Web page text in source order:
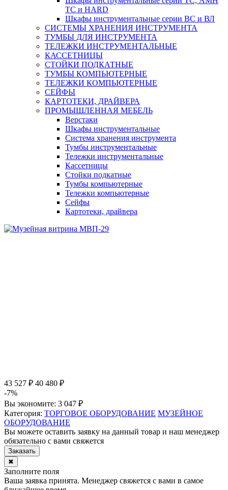
ТС и HARD
Шкафы инструментальные серии ВС и ВЛ
СИСТЕМЫ ХРАНЕНИЯ ИНСТРУМЕНТА
ТУМБЫ ДЛЯ ИНСТРУМЕНТА
ТЕЛЕЖКИ ИНСТРУМЕНТАЛЬНЫЕ
КАССЕТНИЦЫ
СТОЙКИ ПОДКАТНЫЕ
ТУМБЫ КОМПЬЮТЕРНЫЕ
ТЕЛЕЖКИ КОМПЬЮТЕРНЫЕ
СЕЙФЫ
КАРТОТЕКИ, ДРАЙВЕРА
ПРОМЫШЛЕННАЯ МЕБЕЛЬ
Верстаки
Шкафы инструментальные
Система хранения инструмента
Тумбы инструментальные
Тележки инструментальные
Кассетницы
Стойки подкатные
Тумбы компьютерные
Тележки компьютерные
Сейфы
Картотеки, драйвера
43 527 ₽ 40 480 ₽
-7%
Вы экономите: 3 047 ₽
Категория: ТОРГОВОЕ ОБОРУДОВАНИЕ МУЗЕЙНОЕ
ОБОРУДОВАНИЕ
Вы можете оставить заявку на данный товар и наш менеджер
обязательно с вами свяжется
Заказать
✖
Заполните поля
Ваша заявка принята. Менеджер свяжется с вами в самое